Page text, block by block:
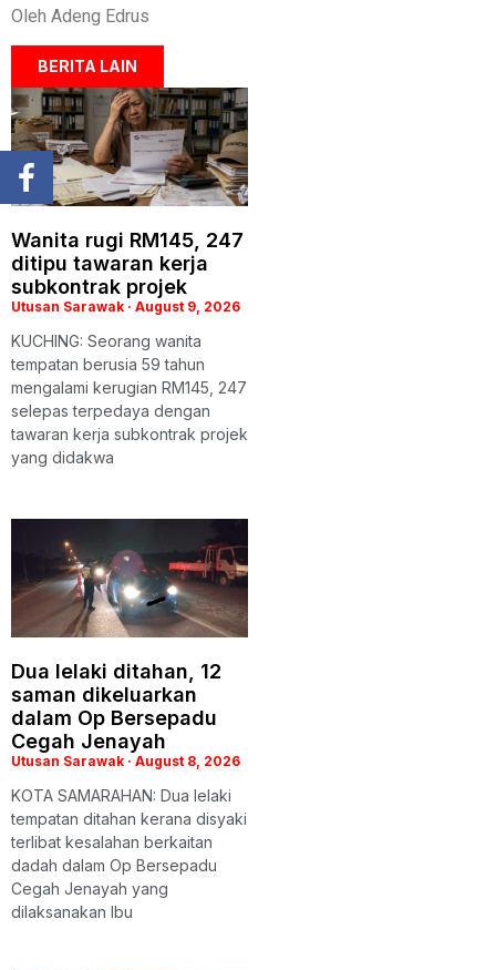
Oleh Adeng Edrus
BERITA LAIN
Wanita rugi RM145, 247
ditipu tawaran kerja
subkontrak projek
Utusan Sarawak August 9, 2026
KUCHING: Seorang wanita
tempatan berusia 59 tahun
mengalami kerugian RM145, 247
selepas terpedaya dengan
tawaran kerja subkontrak projek
yang didakwa
Dua lelaki ditahan, 12
saman dikeluarkan
dalam Op Bersepadu
Cegah Jenayah
Utusan Sarawak August 8, 2026
KOTA SAMARAHAN: Dua lelaki
tempatan ditahan kerana disyaki
terlibat kesalahan berkaitan
dadah dalam Op Bersepadu
Cegah Jenayah yang
dilaksanakan Ibu